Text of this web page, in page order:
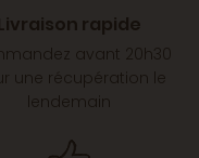
rapide
avant 20h30
une récupération le
lendemain